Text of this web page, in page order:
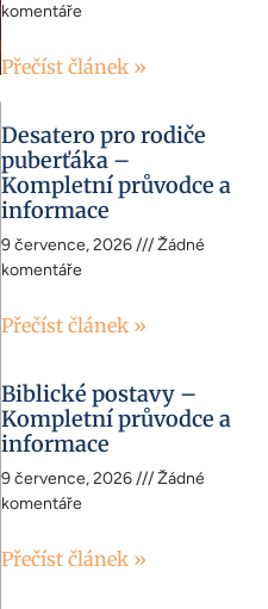
komentáře
Přečíst článek »
Desatero pro rodiče
puberťáka –
Kompletní průvodce a
informace
9 července, 2026
Žádné
komentáře
Přečíst článek »
Biblické postavy –
Kompletní průvodce a
informace
9 července, 2026
Žádné
komentáře
Přečíst článek »